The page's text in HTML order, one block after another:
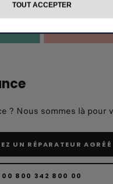
? Nous sommes là pour
UN RÉPARATEUR AGRÉÉ
00 800 342 800 00
TOUT ACCEPTER